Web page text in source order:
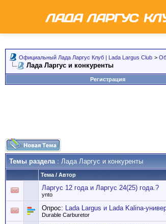
Официальный Лада Ларгус Клуб | Lada Largus Club >
Лада Ларгус и конкуренты
Регистрация
Темы раздела: Лада Ларгус и конкуренты
Тема / Автор
Ларгус 12 года и Ларгус 24(25) года.?
ynto
Опрос: Lada Largus и Lada Kalina-
Durable Carburetor